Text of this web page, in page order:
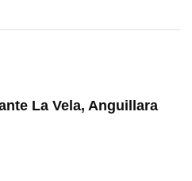
La Vela, Anguillara